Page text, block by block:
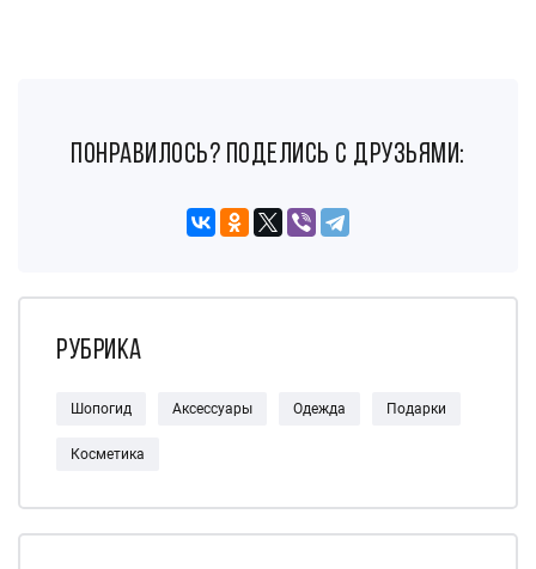
понравилось? поделись с друзьями:
Рубрика
Шопогид Аксессуары Одежда Подарки
Косметика